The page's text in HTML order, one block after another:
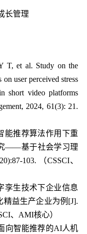
长管理
T, et al. Study on the
user perceived stress
short video platforms
t, 2024, 61(3): 21.
能推荐算法作用下重
——基于社会学习理
103. （CSSCI、
孪生技术下企业信息
精益生产企业为例 [J].
、 AMI核心）
向智能推荐的AI人机